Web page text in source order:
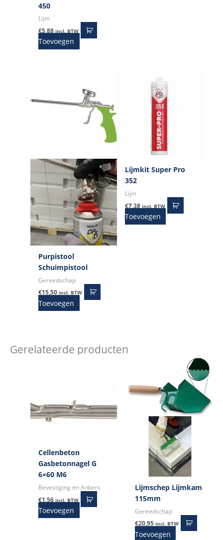
450
Lijm
€5,88 incl. BTW
Toevoegen
Purpistool
Schuimpistool
Gereedschap
€15,50 incl. BTW
Toevoegen
Lijmkit Super Pro
352
Lijm
€7,38 incl. BTW
Toevoegen
Gerelateerde producten
Cellenbeton
Gasbetonnagel G
6×60 M6
Bevestiging en Ankers
€1,56 incl. BTW
Toevoegen
Lijmschep Lijmkam
115mm
Gereedschap
€20,95 incl. BTW
Toevoegen